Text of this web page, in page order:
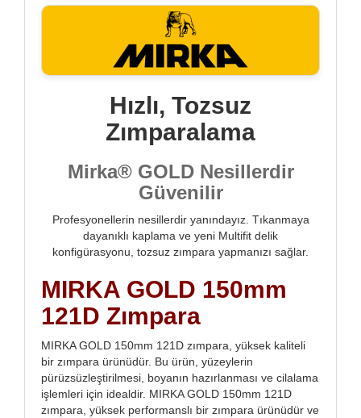
Hızlı, Tozsuz
Zımparalama
Mirka® GOLD Nesillerdir
Güvenilir
Profesyonellerin nesillerdir yanındayız. Tıkanmaya
dayanıklı kaplama ve yeni Multifit delik
konfigürasyonu, tozsuz zımpara yapmanızı sağlar.
MIRKA GOLD 150mm
121D Zımpara
MIRKA GOLD 150mm 121D zımpara, yüksek kaliteli
bir zımpara ürünüdür. Bu ürün, yüzeylerin
pürüzsüzleştirilmesi, boyanın hazırlanması ve cilalama
işlemleri için idealdir. MIRKA GOLD 150mm 121D
zımpara, yüksek performanslı bir zımpara ürünüdür ve